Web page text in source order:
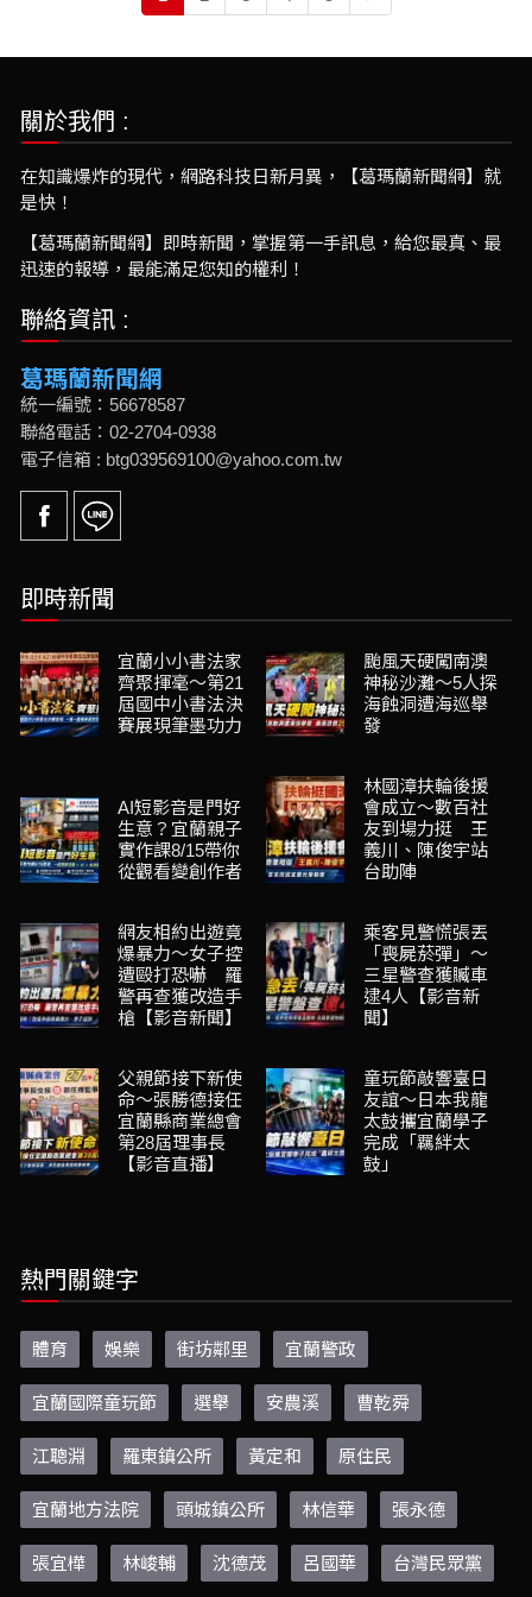
關於我們 :
在知識爆炸的現代，網路科技日新月異，【葛瑪蘭新聞網】就
是快！
【葛瑪蘭新聞網】即時新聞，掌握第一手訊息，給您最真、最
迅速的報導，最能滿足您知的權利！
聯絡資訊 :
葛瑪蘭新聞網
統一編號：56678587
聯絡電話：02-2704-0938
電子信箱 : btg039569100@yahoo.com.tw
即時新聞
宜蘭小小書法家
齊聚揮毫～第21
屆國中小書法決
賽展現筆墨功力
颱風天硬闖南澳
神秘沙灘～5人探
海蝕洞遭海巡舉
發
AI短影音是門好
生意？宜蘭親子
實作課8/15帶你
從觀看變創作者
林國漳扶輪後援
會成立～數百社
友到場力挺 王
義川、陳俊宇站
台助陣
網友相約出遊竟
爆暴力～女子控
遭毆打恐嚇 羅
警再查獲改造手
槍【影音新聞】
乘客見警慌張丟
「喪屍菸彈」～
三星警查獲贓車
逮4人【影音新
聞】
父親節接下新使
命～張勝德接任
宜蘭縣商業總會
第28屆理事長
【影音直播】
童玩節敲響臺日
友誼～日本我龍
太鼓攜宜蘭學子
完成「羈絆太
鼓」
熱門關鍵字
體育 娛樂 街坊鄰里 宜蘭警政
宜蘭國際童玩節 選舉 安農溪 曹乾舜
江聰淵 羅東鎮公所 黃定和 原住民
宜蘭地方法院 頭城鎮公所 林信華 張永德
張宜樺 林峻輔 沈德茂 呂國華 台灣民眾黨